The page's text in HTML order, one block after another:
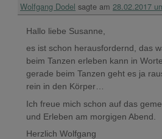
Wolfgang Dodel sagte am 28.02.2017
Hallo liebe Susanne,
es ist schon herausfordernd, das
beim Tanzen erleben kann in
gerade beim Tanzen geht es ja
rein in den Körper…
Ich freue mich schon auf das
und Erleben am morgigen Abend.
Herzlich Wolfgang